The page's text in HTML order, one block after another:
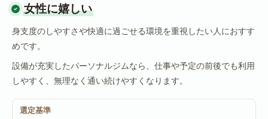
女性に嬉しい
身支度のしやすさや快適に過ごせる環境を重視したい人におすす
めです。
設備が充実したパーソナルジムなら、仕事や予定の前後でも利用
しやすく、無理なく通い続けやすくなります。
選定基準